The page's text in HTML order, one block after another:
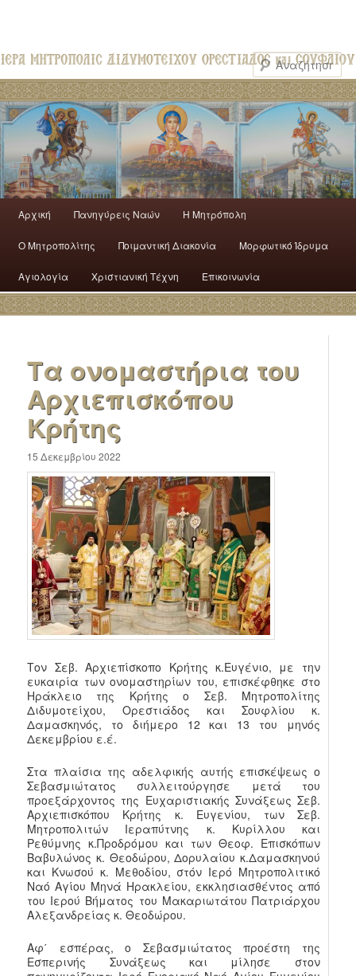
Αρχική Πανηγύρεις Ναών H Mητρόπολη
Ο Mητροπολίτης Ποιμαντική Διακονία Μορφωτικό Ίδρυμα
Αγιολογία Χριστιανική Τέχνη Επικοινωνία
Τα ονομαστήρια του
Αρχιεπισκόπου
Κρήτης
15 Δεκεμβρίου 2022
Τον Σεβ. Αρχιεπίσκοπο Κρήτης κ.Ευγένιο, με την
ευκαιρία των ονομαστηρίων του, επισκέφθηκε στο
Ηράκλειο της Κρήτης ο Σεβ. Μητροπολίτης
Διδυμοτείχου, Ορεστιάδος και Σουφλίου κ.
Δαμασκηνός, το διήμερο 12 και 13 του μηνός
Δεκεμβρίου ε.έ.
Στα πλαίσια της αδελφικής αυτής επισκέψεως ο
Σεβασμιώτατος συλλειτούργησε μετά του
προεξάρχοντος της Ευχαριστιακής Συνάξεως Σεβ.
Αρχιεπισκόπου Κρήτης κ. Ευγενίου, των Σεβ.
Μητροπολιτών Ιεραπύτνης κ. Κυρίλλου και
Ρεθύμνης κ.Προδρόμου και των Θεοφ. Επισκόπων
Βαβυλώνος κ. Θεοδώρου, Δορυλαίου κ.Δαμασκηνού
και Κνωσού κ. Μεθοδίου, στόν Ιερό Μητροπολιτικό
Ναό Αγίου Μηνά Ηρακλείου, εκκλησιασθέντος από
του Ιερού Βήματος του Μακαριωτάτου Πατριάρχου
Αλεξανδρείας κ. Θεοδώρου.
Αφ΄ εσπέρας, ο Σεβασμιώτατος προέστη της
Εσπερινής Συνάξεως και μίλησε στον